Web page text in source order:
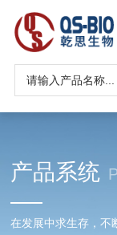
产品系统
在发展中求生存，不